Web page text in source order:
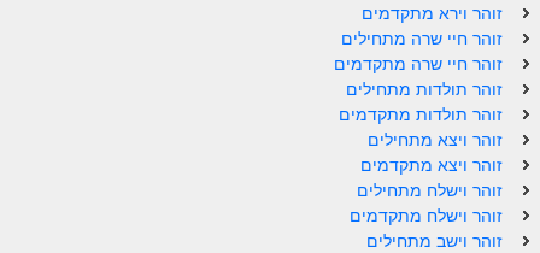
ספר הזוהר חיי שרה מתקדמים
ספר הזוהר תולדות מתחילים
ספר הזוהר ויצא מתחילים
ספר הזוהר ויצא מתקדמים
ספר הזוהר וישלח מתחילים
זוהר וירא מתקדמים
זוהר חיי שרה מתחילים
זוהר חיי שרה מתקדמים
זוהר תולדות מתחילים
זוהר תולדות מתקדמים
זוהר ויצא מתחילים
זוהר ויצא מתקדמים
זוהר וישלח מתחילים
זוהר וישלח מתקדמים
זוהר וישב מתחילים